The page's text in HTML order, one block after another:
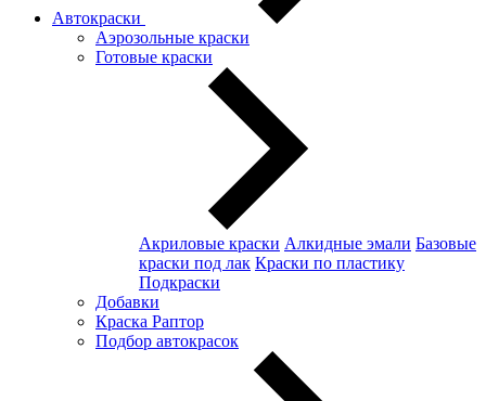
Автокраски
Аэрозольные краски
Готовые краски
Акриловые краски Алкидные эмали Базовые
краски под лак Краски по пластику
Подкраски
Добавки
Краска Раптор
Подбор автокрасок